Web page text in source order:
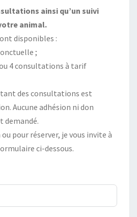
ainsi qu’un suivi
animal.
disponibles :
;
4 consultations à tarif
des consultations est
Aucune adhésion ni don
demandé.
pour réserver, je vous invite à
ci-dessous.